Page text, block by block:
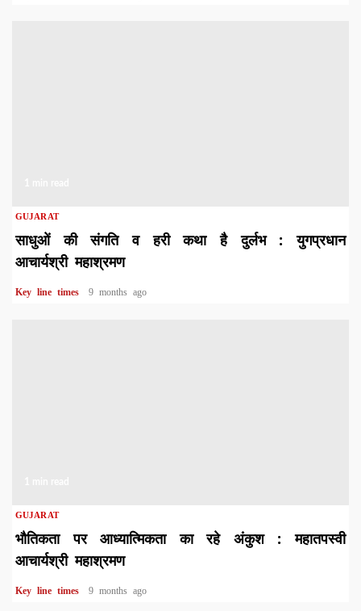
GUJARAT
साधुओं की संगति व हरी कथा है दुर्लभ : युगप्रधान
आचार्यश्री महाश्रमण
Key line times 9 months ago
GUJARAT
भौतिकता पर आध्यात्मिकता का रहे अंकुश : महातपस्वी
आचार्यश्री महाश्रमण
Key line times 9 months ago